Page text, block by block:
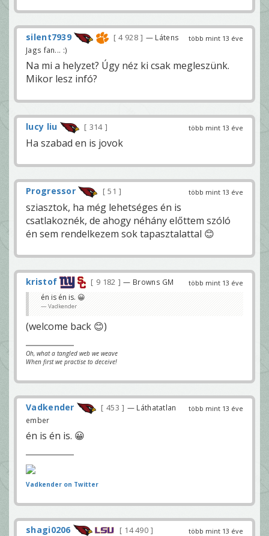
több mint 13 éve
silent7939 4 928
— Látens
Jags fan... :)
Na mi a helyzet? Úgy néz ki csak megleszünk.
Mikor lesz infó?
több mint 13 éve
lucy liu 314
Ha szabad en is jovok
több mint 13 éve
Progressor 51
sziasztok, ha még lehetséges én is
csatlakoznék, de ahogy néhány előttem szóló
én sem rendelkezem sok tapasztalattal 😊
több mint 13 éve
kristof 9 182 — Browns GM
én is én is. 😀
Vadkender
(welcome back 😊)
Oh, what a tangled web we weave
When first we practise to deceive!
több mint 13 éve
Vadkender 453
— Láthatatlan
ember
én is én is. 😀
Vadkender on Twitter
több mint 13 éve
shagi0206 14 490